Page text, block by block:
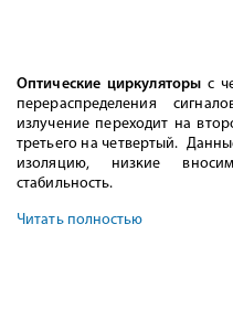
Оптические циркуляторы с
перераспределения
излучение переходит на
третьего на четвертый.
изоляцию, низкие
стабильность.
Читать полностью